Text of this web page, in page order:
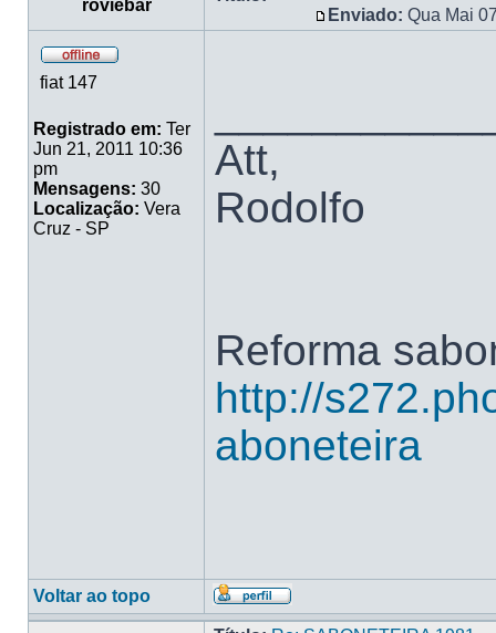
roviebar
Enviado: Qua Mai
fiat 147
Registrado em: Ter
Jun 21, 2011 10:36
pm
Mensagens: 30
Localização: Vera
Cruz - SP
Att,
Rodolfo
Reforma
http://
aboneteira
Voltar ao topo